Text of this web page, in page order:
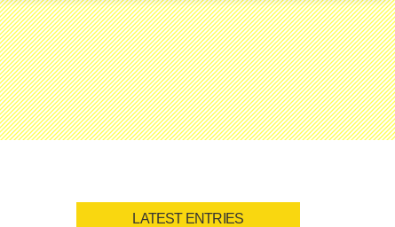
LATEST ENTRIES